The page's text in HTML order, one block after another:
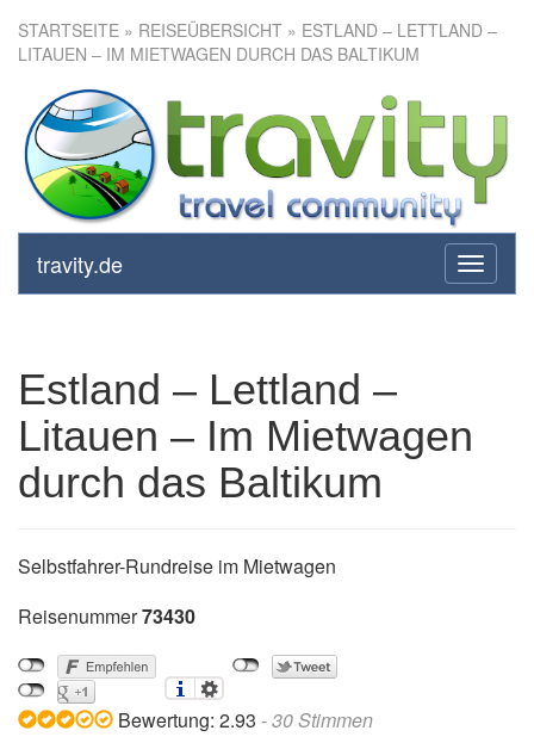
STARTSEITE » REISEÜBERSICHT » ESTLAND – LETTLAND –
LITAUEN – IM MIETWAGEN DURCH DAS BALTIKUM
toggle
travity.de
Estland – Lettland – Litauen –
Im Mietwagen durch das
Baltikum
Estland – Lettland –
Litauen – Im Mietwagen
durch das Baltikum
Selbstfahrer-Rundreise im Mietwagen
Reisenummer73430
Bewertung: 2.93 -30Stimmen